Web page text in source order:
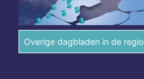
Overige dagbladen in de regio